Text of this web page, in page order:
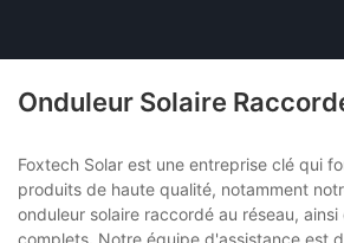
Onduleur Solaire
Foxtech Solar est une entreprise clé qui
produits de haute qualité, notamment
onduleur solaire raccordé au réseau,